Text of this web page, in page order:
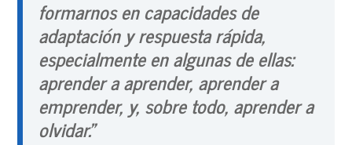
formarnos en capacidades de
adaptación y respuesta rápida,
especialmente en algunas de ellas:
aprender a aprender, aprender a
emprender, y, sobre todo, aprender a
olvidar.”